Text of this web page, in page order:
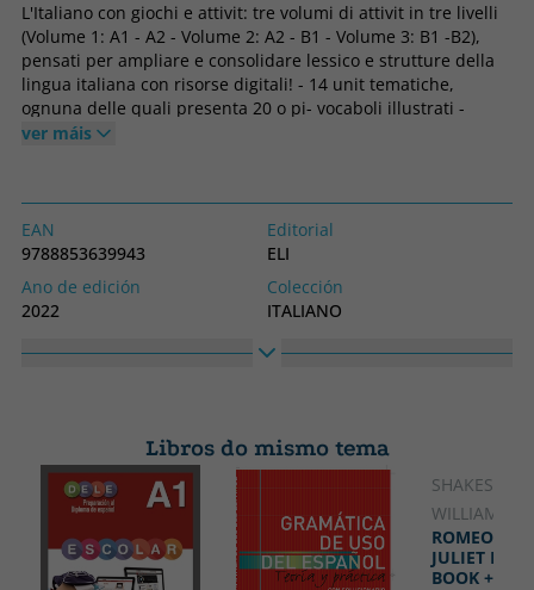
L'Italiano con giochi e attivit: tre volumi di attivit in tre livelli
(Volume 1: A1 - A2 - Volume 2: A2 - B1 - Volume 3: B1 -B2),
pensati per ampliare e consolidare lessico e strutture della
lingua italiana con risorse digitali! - 14 unit tematiche,
ognuna delle quali presenta 20 o pi- vocaboli illustrati -
Lessico e grammatica attiva, agli studenti è richiesto di
altre attivit divertenti - Soluzioni dei giochi in appendice,
ideali per l'autoverifica e l'autoapprendimento - Dialoghi e
esercizi Ascolta e Ripeti per rinforzare la pronuncia
ver máis
EAN
9788853639943
Editorial
ELI
Ano de edición
2022
Colección
ITALIANO
Libros do mismo tema
INGLÉS
WILLIAM
ROMEO AND
JULIET
BOOK + CD